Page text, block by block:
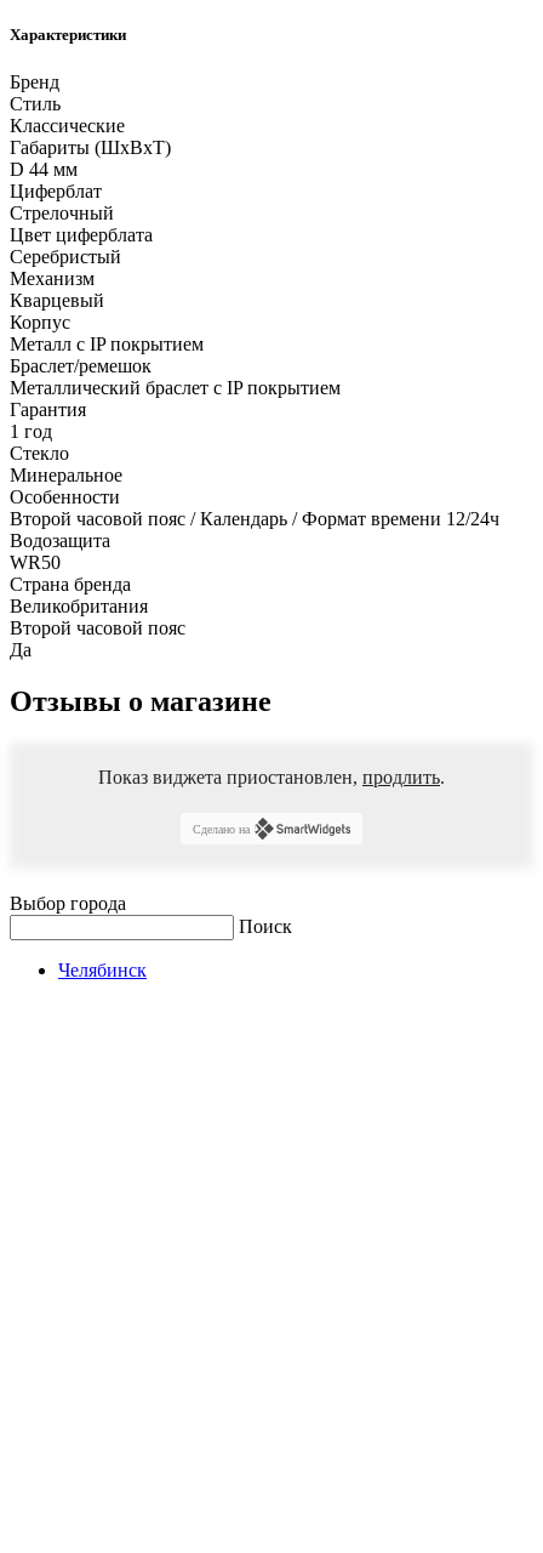
Характеристики
Бренд
Стиль
Классические
Габариты (ШхВхТ)
D 44 мм
Циферблат
Стрелочный
Цвет циферблата
Серебристый
Механизм
Кварцевый
Корпус
Металл с IP покрытием
Браслет/ремешок
Металлический браслет с IP покрытием
Гарантия
1 год
Стекло
Минеральное
Особенности
Второй часовой пояс / Календарь / Формат времени 12/24ч
Водозащита
WR50
Страна бренда
Великобритания
Второй часовой пояс
Да
Отзывы о магазине
Показ виджета приостановлен, продлить.
Сделано на
Выбор города
Поиск
Челябинск